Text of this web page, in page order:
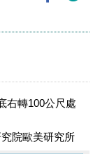
右轉100公尺處
院歐美研究所